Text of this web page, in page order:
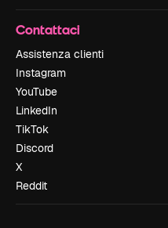
Contattaci
Assistenza clienti
Instagram
YouTube
LinkedIn
TikTok
Discord
X
Reddit